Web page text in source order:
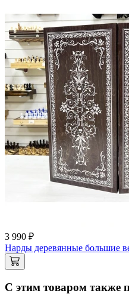
3 990 ₽
Нарды деревянные большие
С этим товаром также